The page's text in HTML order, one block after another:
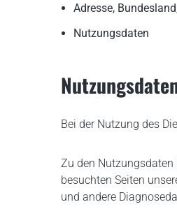
Adresse,
Nutzungsdaten
Bei der Nutzung des
Zu den Nutzungsdaten
besuchten Seiten
und andere